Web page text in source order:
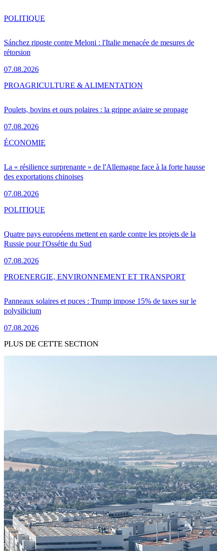
Sánchez riposte contre Meloni : l'Italie menacée de mesures de
rétorsion
07.08.2026
POLITIQUE
Poulets, bovins et ours polaires : la grippe aviaire se propage
07.08.2026
PROAGRICULTURE & ALIMENTATION
La « résilience surprenante » de l'Allemagne face à la forte hausse
des exportations chinoises
07.08.2026
ÉCONOMIE
Quatre pays européens mettent en garde contre les projets de la
Russie pour l'Ossétie du Sud
07.08.2026
POLITIQUE
Panneaux solaires et puces : Trump impose 15% de taxes sur le
polysilicium
07.08.2026
PROENERGIE, ENVIRONNEMENT ET TRANSPORT
PLUS DE CETTE SECTION